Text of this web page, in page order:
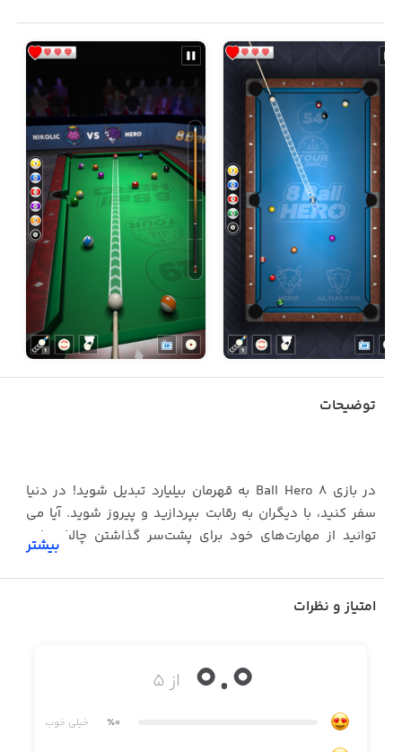
توضیحات
در بازی 8 Ball Hero به قهرمان بیلیارد تبدیل شوید! در دنیا
سفر کنید، با دیگران به رقابت بپردازید و پیروز شوید. آیا می
توانید از مهارت‌های خود برای پشت‌سر گذاشتن چالش‌ها و
پیروز شدن در مسابقات استفاده کنید؟ بهترین چالش‌ها در
انتظار شما هستند! توپ سیاه را به حفره وارد کنید و به قهرمان
8 Ball Hero تبدیل شوید.
· گرافیک فوق‌العاده
· جلوه‌های بصری و صوتی واقع‌گرایانه
بیشتر
امتیاز و نظرات
از ۵ 0.0
٪0 خیلی خوب